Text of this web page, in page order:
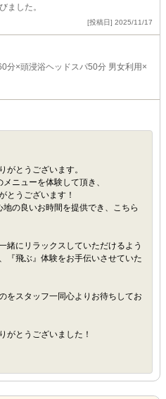
ました。
[投稿日] 2025/11/17
分×頭浸浴ヘッドスパ50分 男女利用×
がとうございます。
ニューを体験して頂き、
とうございます！
の良いお時間を提供でき、こちら
緒にリラックスしていただけるよう
『飛ぶ』体験をお手伝いさせていた
をスタッフ一同心よりお待ちしてお
がとうございました！